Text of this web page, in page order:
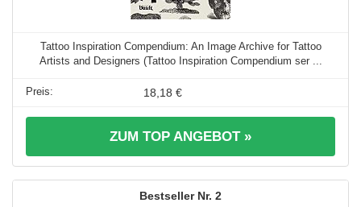
Tattoo Inspiration Compendium: An Image Archive for Tattoo
Artists and Designers (Tattoo Inspiration Compendium ser ...
18,18 €
ZUM TOP ANGEBOT »
2